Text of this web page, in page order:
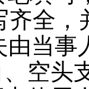
齐全
当事
空头